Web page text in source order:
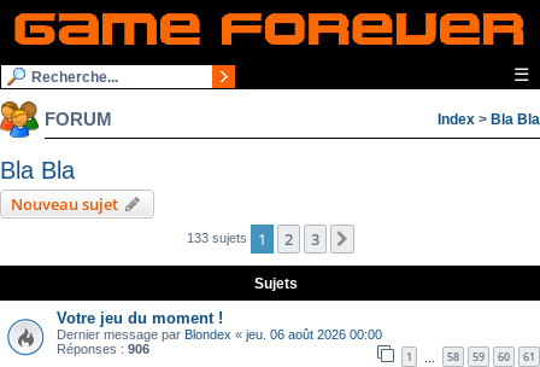
☰
FORUM Index > Bla Bla
Bla Bla
Nouveau sujet
133 sujets 1 2 3
Sujets
Votre jeu du moment !
Dernier message par Blondex « jeu. 06 août 2026 00:00
Réponses : 906 1 58 59 60 61